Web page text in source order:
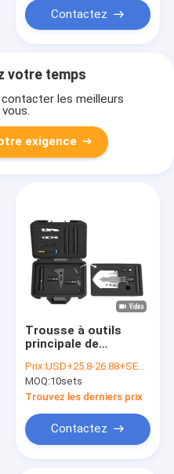
Contactez
votre temps
les meilleurs
exigence
Trousse à outils
principale de
boîte à outils de
survie d'alliage
d'aluminium
Prix:USD+25.8-26.88+SETS
MOQ:10sets
Trouvez les derniers prix
Contactez